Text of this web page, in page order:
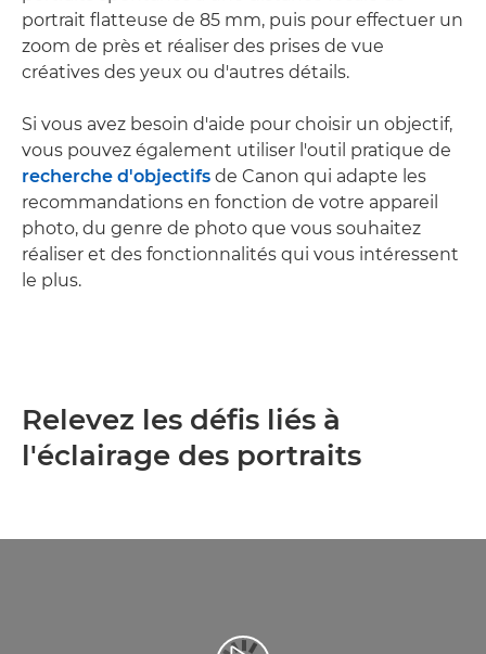
portrait flatteuse de 85 mm, puis pour effectuer un
zoom de près et réaliser des prises de vue
créatives des yeux ou d'autres détails.
Si vous avez besoin d'aide pour choisir un objectif,
vous pouvez également utiliser l'outil pratique de
recherche d'objectifs de Canon qui adapte les
recommandations en fonction de votre appareil
photo, du genre de photo que vous souhaitez
réaliser et des fonctionnalités qui vous intéressent
le plus.
Relevez les défis liés à
l'éclairage des portraits